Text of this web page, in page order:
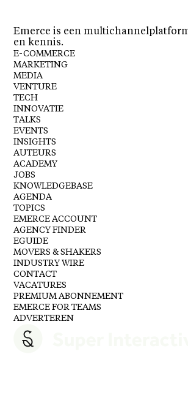
Emerce is een
en kennis.
E-COMMERCE
MARKETING
MEDIA
VENTURE
TECH
INNOVATIE
TALKS
EVENTS
INSIGHTS
AUTEURS
ACADEMY
JOBS
KNOWLEDGEBASE
AGENDA
TOPICS
EMERCE ACCOUNT
AGENCY FINDER
EGUIDE
MOVERS & SHAKERS
INDUSTRY WIRE
CONTACT
VACATURES
PREMIUM ABONNEMENT
EMERCE FOR TEAMS
ADVERTEREN